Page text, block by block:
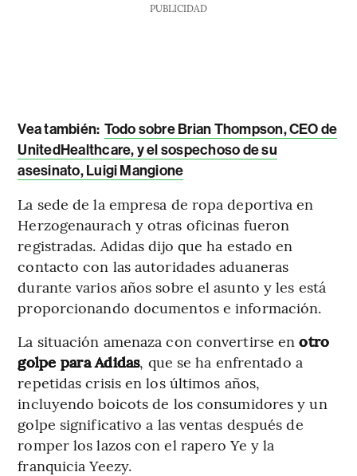
PUBLICIDAD
Vea también: Todo sobre Brian Thompson, CEO de
UnitedHealthcare, y el sospechoso de su
asesinato, Luigi Mangione
La sede de la empresa de ropa deportiva en
Herzogenaurach y otras oficinas fueron
registradas. Adidas dijo que ha estado en
contacto con las autoridades aduaneras
durante varios años sobre el asunto y les está
proporcionando documentos e información.
La situación amenaza con convertirse enotro
golpe para Adidas, que se ha enfrentado a
repetidas crisis en los últimos años,
incluyendo boicots de los consumidores y un
golpe significativo a las ventas después de
romper los lazos con el rapero Ye y la
franquicia Yeezy.